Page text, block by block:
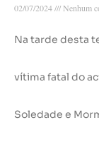
02/07/2024 Nenhum
Na tarde desta
vítima fatal do
Soledade e